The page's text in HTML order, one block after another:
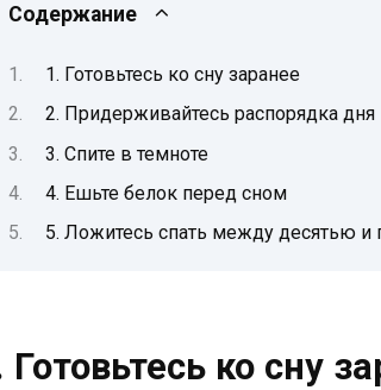
Содержание
1. Готовьтесь ко сну заранее
2. Придерживайтесь распорядка дня
3. Спите в темноте
4. Ешьте белок перед сном
5. Ложитесь спать между десятью и
Готовьтесь ко сну